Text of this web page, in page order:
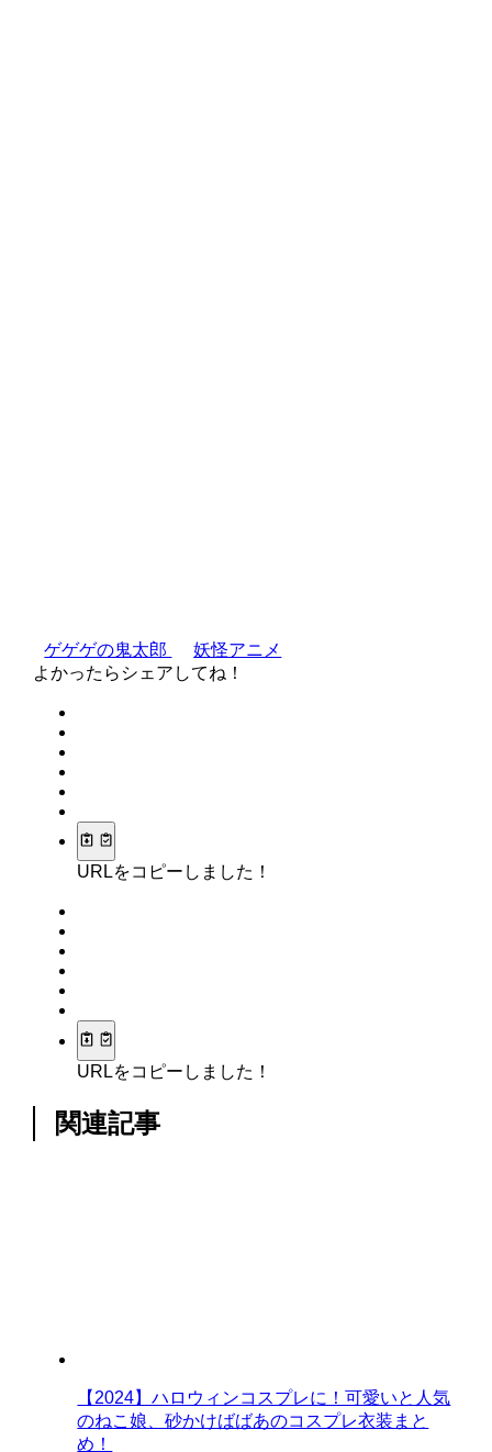
ゲゲゲの鬼太郎
妖怪アニメ
よかったらシェアしてね！
URLをコピーしました！
URLをコピーしました！
関連記事
【2024】ハロウィンコスプレに！可愛いと人気
のねこ娘、砂かけばばあのコスプレ衣装まと
め！